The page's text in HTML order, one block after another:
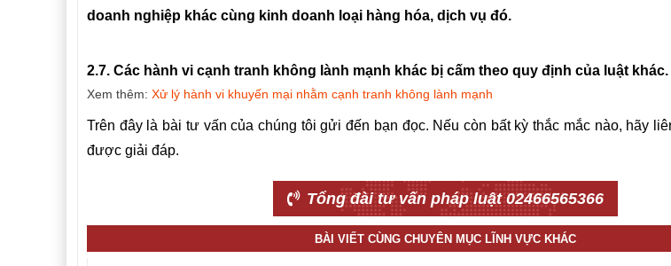
doanh nghiệp khác cùng kinh doanh loại hàng hóa, dịch vụ đó.
2.7. Các hành vi cạnh tranh không lành mạnh khác bị cấm theo quy định của luật khác.
Xem thêm: Xử lý hành vi khuyến mại nhằm cạnh tranh không lành mạnh
Trên đây là bài tư vấn của chúng tôi gửi đến bạn đọc. Nếu còn bất kỳ thắc mắc nào, hãy
được giải đáp.
Tổng đài tư vấn pháp luật 02466565366
BÀI VIẾT CÙNG CHUYÊN MỤC LĨNH VỰC KHÁC